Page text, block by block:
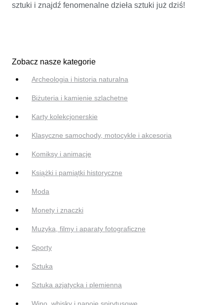
sztuki i znajdź fenomenalne dzieła sztuki już dziś!
Zobacz nasze kategorie
Archeologia i historia naturalna
Biżuteria i kamienie szlachetne
Karty kolekcjonerskie
Klasyczne samochody, motocykle i akcesoria
Komiksy i animacje
Książki i pamiątki historyczne
Moda
Monety i znaczki
Muzyka, filmy i aparaty fotograficzne
Sporty
Sztuka
Sztuka azjatycka i plemienna